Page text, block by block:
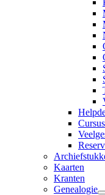
Kaarten
Kranten
Genealogie